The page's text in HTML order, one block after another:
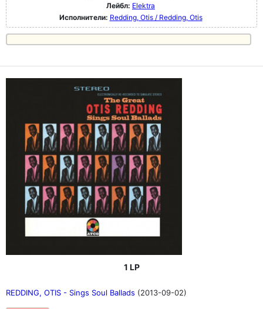
Лейбл: Elektra
Исполнители: Redding, Otis / Redding, Otis
1 LP
REDDING, OTIS - Sings Soul Ballads (2013-09-02)